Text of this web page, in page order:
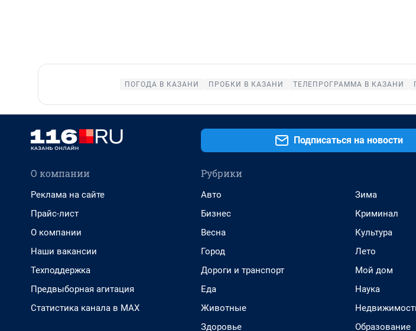
ПОГОДА В КАЗАНИ ПРОБКИ В КАЗАНИ ТЕЛЕПРОГРАММА В КАЗАНИ
Подписаться на новости
О компании
Реклама на сайте
Прайс-лист
О компании
Наши вакансии
Техподдержка
Предвыборная агитация
Статистика канала в MAX
Рубрики
Авто
Бизнес
Весна
Город
Дороги и транспорт
Еда
Животные
Здоровье
Зима
Криминал
Культура
Лето
Мой дом
Наука
Образование